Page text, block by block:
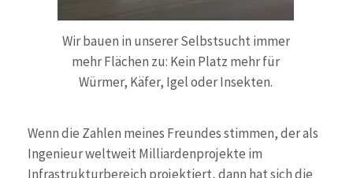
Wir bauen in unserer Selbstsucht immer
mehr Flächen zu: Kein Platz mehr für
Würmer, Käfer, Igel oder Insekten.
Wenn die Zahlen meines Freundes stimmen, der als
Ingenieur weltweit Milliardenprojekte im
Infrastrukturbereich projektiert, dann hat sich die